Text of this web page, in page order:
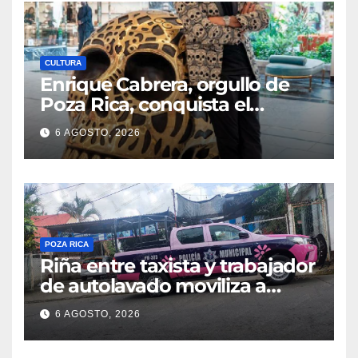
CULTURA
Enrique Cabrera, orgullo de
Poza Rica, conquista el
mundo con su arte
6 AGOSTO, 2026
POZA RICA
Riña entre taxista y trabajador
de autolavado moviliza a
policías en Poza Rica
6 AGOSTO, 2026